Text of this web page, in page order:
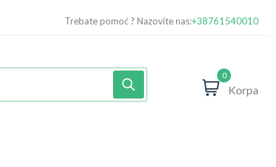
Trebate pomoć ? Nazovite nas:+38761540010
0
Korpa